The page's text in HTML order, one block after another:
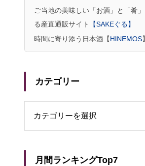
ご当地の美味しい「お酒」と「肴
る産直通販サイト
【SAKEぐる】
時間に寄り添う日本酒【HINEMOS】
カテゴリー
月間ランキングTop7